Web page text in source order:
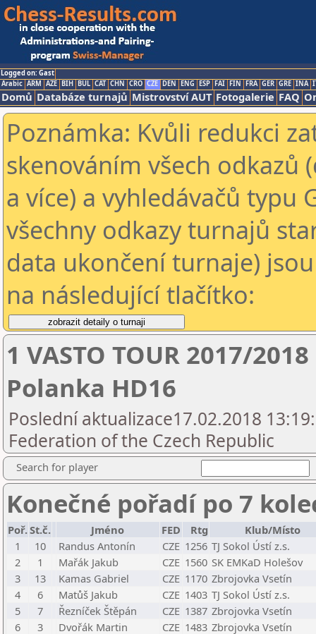
Logged on: Gast
Arabic ARM AZE BIH BUL CAT CHN CRO CZE DEN ENG ESP FAI FIN FRA GER GRE INA
Domů Databáze turnajů Mistrovství AUT Fotogalerie FAQ
Poznámka: Kvůli redukci
skenováním všech odkazů
a více) a vyhledávačů typu
všechny odkazy turnajů
data ukončení turnaje)
na následující tlačítko:
1 VASTO TOUR 2017/
Polanka HD16
Poslední aktualizace17.02.2018
Federation of the Czech Republic
Search for player
Konečné pořadí po 7
Poř.St.č. Jméno FED Rtg
Klub/Místo
1
10 Randus Antonín CZE 1256 TJ Sokol Ústí z.s.
2
1 Mařák Jakub CZE 1560 SK EMKaD Holešov
3
13 Kamas Gabriel CZE 1170 Zbrojovka Vsetín
4
6 Matůš Jakub CZE 1403 TJ Sokol Ústí z.s.
5
7 Řezníček Štěpán CZE 1387 Zbrojovka Vsetín
6
3 Dvořák Martin CZE 1483 Zbrojovka Vsetín